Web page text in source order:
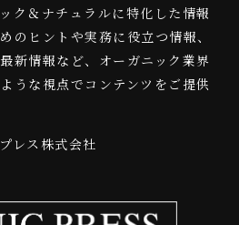
ク＆ナチュラルに特化した情報
のヒントや実務に役立つ情報、
新情報など、オーガニック業界
うな視点でコンテンツをご提供
レス株式会社